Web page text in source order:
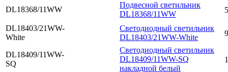
DL18368/11WW
Подвесной светильник
DL18368/11WW
DL18403/21WW-
White
Cветодиодный светильник
DL18403/21WW-White
DL18409/11WW-
SQ
Cветодиодный светильник
DL18409/11WW-SQ
накладной белый